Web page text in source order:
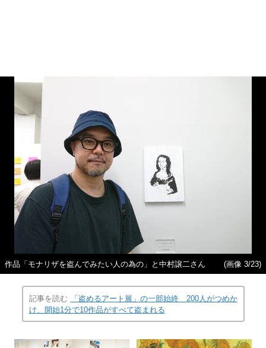
作品「モナリザを盗んでみたい人の為の」と中村譲二さん (画像 3/23)
記事を読む
「盗めるアート展」の一部始終 200人がつめか
け、開始1分で10作品がすべて盗まれる